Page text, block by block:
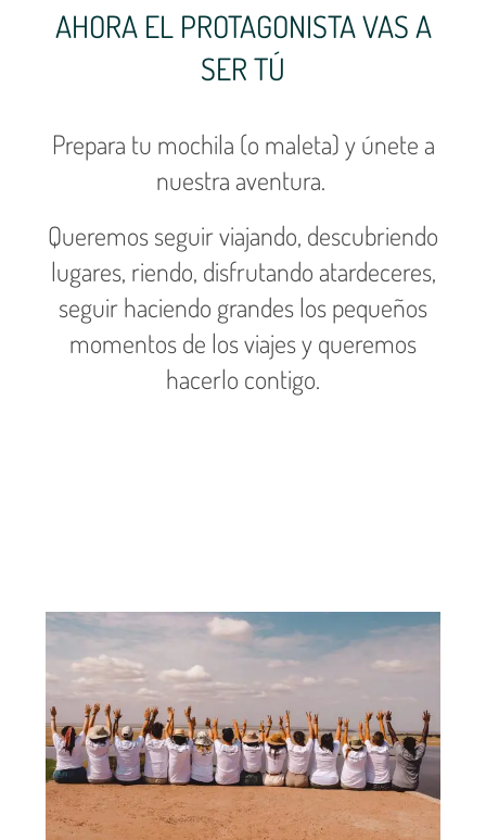
AHORA EL PROTAGONISTA VAS A
SER TÚ
Prepara tu mochila (o maleta) y únete a
nuestra aventura.
Queremos seguir viajando, descubriendo
lugares, riendo, disfrutando atardeceres,
seguir haciendo grandes los pequeños
momentos de los viajes y queremos
hacerlo contigo.